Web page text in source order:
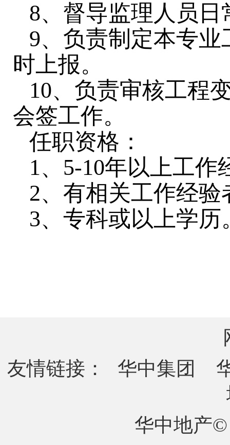
8、督导监理人员日
9、负责制定本专
时上报。
10、负责审核工程
会签工作。
任职资格：
1、5-10年以上工作
2、有相关工作经验
3、专科或以上学历
友情链接：
华中集团
华中地产